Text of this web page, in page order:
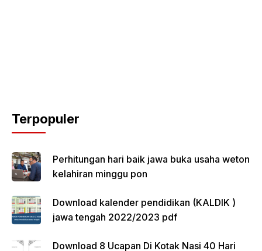
Terpopuler
Perhitungan hari baik jawa buka usaha weton
kelahiran minggu pon
Download kalender pendidikan (KALDIK )
jawa tengah 2022/2023 pdf
Download 8 Ucapan Di Kotak Nasi 40 Hari